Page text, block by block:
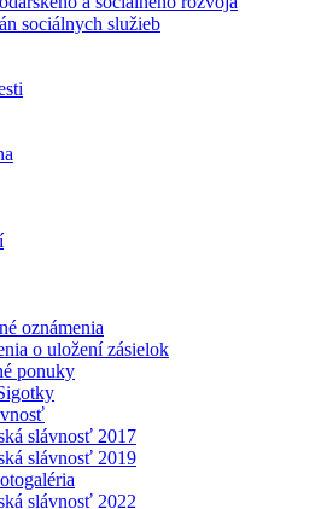
sociálnych služieb
oznámenia
o uložení zásielok
ponuky
slávnosť 2017
slávnosť 2019
slávnosť 2022